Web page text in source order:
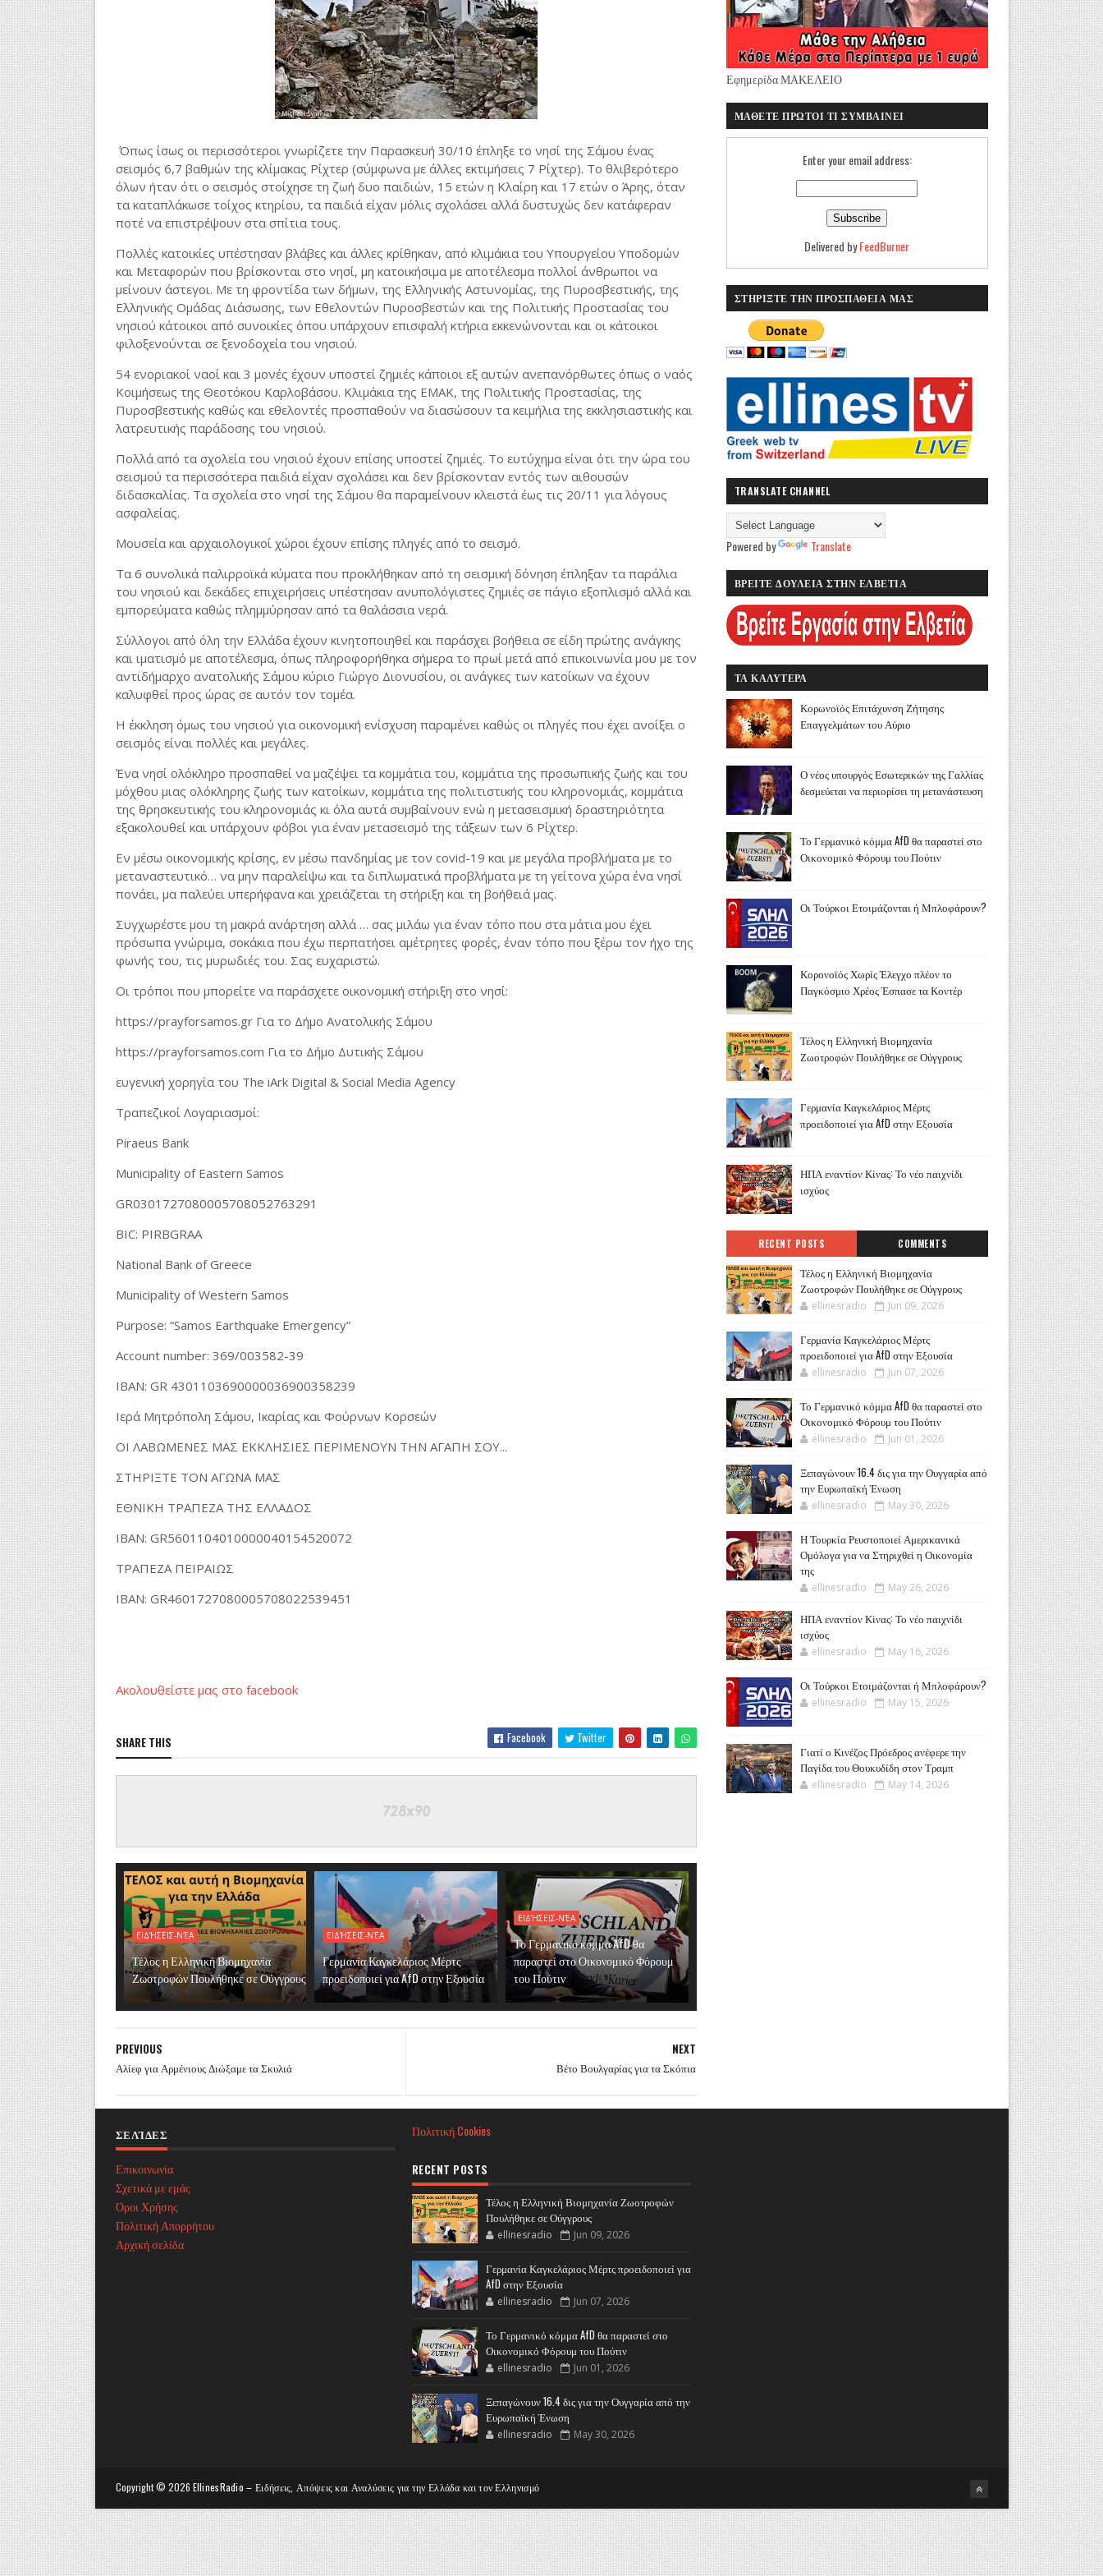
Όπως ίσως οι περισσότεροι γνωρίζετε την Παρασκευή 30/10 έπληξε το νησί της Σάμου ένας
σεισμός 6,7 βαθμών της κλίμακας Ρίχτερ (σύμφωνα με άλλες εκτιμήσεις 7 Ρίχτερ). Το θλιβερότερο
όλων ήταν ότι ο σεισμός στοίχησε τη ζωή δυο παιδιών, 15 ετών η Κλαίρη και 17 ετών ο Άρης, όταν
τα καταπλάκωσε τοίχος κτηρίου, τα παιδιά είχαν μόλις σχολάσει αλλά δυστυχώς δεν κατάφεραν
ποτέ να επιστρέψουν στα σπίτια τους.
Πολλές κατοικίες υπέστησαν βλάβες και άλλες κρίθηκαν, από κλιμάκια του Υπουργείου Υποδομών
και Μεταφορών που βρίσκονται στο νησί, μη κατοικήσιμα με αποτέλεσμα πολλοί άνθρωποι να
μείνουν άστεγοι. Με τη φροντίδα των δήμων, της Ελληνικής Αστυνομίας, της Πυροσβεστικής, της
Ελληνικής Ομάδας Διάσωσης, των Εθελοντών Πυροσβεστών και της Πολιτικής Προστασίας του
νησιού κάτοικοι από συνοικίες όπου υπάρχουν επισφαλή κτήρια εκκενώνονται και οι κάτοικοι
φιλοξενούνται σε ξενοδοχεία του νησιού.
54 ενοριακοί ναοί και 3 μονές έχουν υποστεί ζημιές κάποιοι εξ αυτών ανεπανόρθωτες όπως ο ναός
Κοιμήσεως της Θεοτόκου Καρλοβάσου. Κλιμάκια της ΕΜΑΚ, της Πολιτικής Προστασίας, της
Πυροσβεστικής καθώς και εθελοντές προσπαθούν να διασώσουν τα κειμήλια της εκκλησιαστικής και
λατρευτικής παράδοσης του νησιού.
Πολλά από τα σχολεία του νησιού έχουν επίσης υποστεί ζημιές. Το ευτύχημα είναι ότι την ώρα του
σεισμού τα περισσότερα παιδιά είχαν σχολάσει και δεν βρίσκονταν εντός των αιθουσών
διδασκαλίας. Τα σχολεία στο νησί της Σάμου θα παραμείνουν κλειστά έως τις 20/11 για λόγους
ασφαλείας.
Μουσεία και αρχαιολογικοί χώροι έχουν επίσης πληγές από το σεισμό.
Τα 6 συνολικά παλιρροϊκά κύματα που προκλήθηκαν από τη σεισμική δόνηση έπληξαν τα παράλια
του νησιού και δεκάδες επιχειρήσεις υπέστησαν ανυπολόγιστες ζημιές σε πάγιο εξοπλισμό αλλά και
εμπορεύματα καθώς πλημμύρησαν από τα θαλάσσια νερά.
Σύλλογοι από όλη την Ελλάδα έχουν κινητοποιηθεί και παράσχει βοήθεια σε είδη πρώτης ανάγκης
και ιματισμό με αποτέλεσμα, όπως πληροφορήθηκα σήμερα το πρωί μετά από επικοινωνία μου με τον
αντιδήμαρχο ανατολικής Σάμου κύριο Γιώργο Διονυσίου, οι ανάγκες των κατοίκων να έχουν
καλυφθεί προς ώρας σε αυτόν τον τομέα.
Η έκκληση όμως του νησιού για οικονομική ενίσχυση παραμένει καθώς οι πληγές που έχει ανοίξει ο
σεισμός είναι πολλές και μεγάλες.
Ένα νησί ολόκληρο προσπαθεί να μαζέψει τα κομμάτια του, κομμάτια της προσωπικής ζωής και του
μόχθου μιας ολόκληρης ζωής των κατοίκων, κομμάτια της πολιτιστικής του κληρονομιάς, κομμάτια
της θρησκευτικής του κληρονομιάς κι όλα αυτά συμβαίνουν ενώ η μετασεισμική δραστηριότητα
εξακολουθεί και υπάρχουν φόβοι για έναν μετασεισμό της τάξεων των 6 Ρίχτερ.
Εν μέσω οικονομικής κρίσης, εν μέσω πανδημίας με τον covid-19 και με μεγάλα προβλήματα με το
μεταναστευτικό… να μην παραλείψω και τα διπλωματικά προβλήματα με τη γείτονα χώρα ένα νησί
πονάει, μα παλεύει υπερήφανα και χρειάζεται τη στήριξη και τη βοήθειά μας.
Συγχωρέστε μου τη μακρά ανάρτηση αλλά … σας μιλάω για έναν τόπο που στα μάτια μου έχει
πρόσωπα γνώριμα, σοκάκια που έχω περπατήσει αμέτρητες φορές, έναν τόπο που ξέρω τον ήχο της
φωνής του, τις μυρωδιές του. Σας ευχαριστώ.
Οι τρόποι που μπορείτε να παράσχετε οικονομική στήριξη στο νησί:
https://prayforsamos.gr Για το Δήμο Ανατολικής Σάμου
https://prayforsamos.com Για το Δήμο Δυτικής Σάμου
ευγενική χορηγία του The iArk Digital & Social Media Agency
Τραπεζικοί Λογαριασμοί:
Piraeus Bank
Municipality of Eastern Samos
GR0301727080005708052763291
BIC: PIRBGRAA
National Bank of Greece
Municipality of Western Samos
Purpose: “Samos Earthquake Emergency”
Account number: 369/003582-39
IBAN: GR 4301103690000036900358239
Ιερά Μητρόπολη Σάμου, Ικαρίας και Φούρνων Κορσεών
ΟΙ ΛΑΒΩΜΕΝΕΣ ΜΑΣ ΕΚΚΛΗΣΙΕΣ ΠΕΡΙΜΕΝΟΥΝ ΤΗΝ ΑΓΑΠΗ ΣΟΥ...
ΣΤΗΡΙΞΤΕ ΤΟΝ ΑΓΩΝΑ ΜΑΣ
ΕΘΝΙΚΗ ΤΡΑΠΕΖΑ ΤΗΣ ΕΛΛΑΔΟΣ
ΙΒΑΝ: GR5601104010000040154520072
ΤΡΑΠΕΖΑ ΠΕΙΡΑΙΩΣ
ΙΒΑΝ: GR4601727080005708022539451
Ακολουθείστε μας στο facebook
SHARE THIS Facebook Twitter
ΕΙΔΉΣΕΙΣ-ΝΈΑ
Τέλος η Ελληνική Βιομηχανία
Ζωοτροφών Πουλήθηκε σε Ούγγρους
ΕΙΔΉΣΕΙΣ-ΝΈΑ
Γερμανία Καγκελάριος Μέρτς
προειδοποιεί για AfD στην Εξουσία
ΕΙΔΉΣΕΙΣ-ΝΈΑ
Το Γερμανικό κόμμα AfD θα
παραστεί στο Οικονομικό Φόρουμ
του Πούτιν
NEXT
Βέτο Βουλγαρίας για τα Σκόπια
PREVIOUS
Αλίεφ για Αρμένιους Διώξαμε τα Σκυλιά
Εφημερίδα ΜΑΚΕΛΕΙΟ
ΜΑΘΕΤΕ ΠΡΩΤΟΙ ΤΙ ΣΥΜΒΑΙΝΕΙ
Enter your email address:
Delivered byFeedBurner
ΣΤΗΡΙΞΤΕ ΤΗΝ ΠΡΟΣΠΑΘΕΙΑ ΜΑΣ
TRANSLATE CHANNEL
Powered by Translate
ΒΡΕΙΤΕ ΔΟΥΛΕΙΑ ΣΤΗΝ ΕΛΒΕΤΙΑ
ΤΑ ΚΑΛΥΤΕΡΑ
Κορωνοϊός Επιτάχυνση Ζήτησης
Επαγγελμάτων του Αύριο
Ο νέος υπουργός Εσωτερικών της Γαλλίας
δεσμεύεται να περιορίσει τη μετανάστευση
Το Γερμανικό κόμμα AfD θα παραστεί στο
Οικονομικό Φόρουμ του Πούτιν
Οι Τούρκοι Ετοιμάζονται ή Μπλοφάρουν?
Κορονοϊός Χωρίς Έλεγχο πλέον το
Παγκόσμιο Χρέος Έσπασε τα Κοντέρ
Τέλος η Ελληνική Βιομηχανία
Ζωοτροφών Πουλήθηκε σε Ούγγρους
Γερμανία Καγκελάριος Μέρτς
προειδοποιεί για AfD στην Εξουσία
ΗΠΑ εναντίον Κίνας: Το νέο παιχνίδι
ισχύος
RECENT POSTS COMMENTS
Τέλος η Ελληνική Βιομηχανία
Ζωοτροφών Πουλήθηκε σε Ούγγρους
ellinesradio Jun 09, 2026
Γερμανία Καγκελάριος Μέρτς
προειδοποιεί για AfD στην Εξουσία
ellinesradio Jun 07, 2026
Το Γερμανικό κόμμα AfD θα παραστεί στο
Οικονομικό Φόρουμ του Πούτιν
ellinesradio Jun 01, 2026
Ξεπαγώνουν 16.4 δις για την Ουγγαρία από
την Ευρωπαϊκή Ένωση
ellinesradio May 30, 2026
Η Τουρκία Ρευστοποιεί Αμερικανικά
Ομόλογα για να Στηριχθεί η Οικονομία
της
ellinesradio May 26, 2026
ΗΠΑ εναντίον Κίνας: Το νέο παιχνίδι
ισχύος
ellinesradio May 16, 2026
Οι Τούρκοι Ετοιμάζονται ή Μπλοφάρουν?
ellinesradio May 15, 2026
Γιατί ο Κινέζος Πρόεδρος ανέφερε την
Παγίδα του Θουκυδίδη στον Τραμπ
ellinesradio May 14, 2026
ΣΕΛΊΔΕΣ
Επικοινωνία
Σχετικά με εμάς
Όροι Χρήσης
Πολιτική Απορρήτου
Αρχική σελίδα
Πολιτική Cookies
RECENT POSTS
Τέλος η Ελληνική Βιομηχανία Ζωοτροφών
Πουλήθηκε σε Ούγγρους
ellinesradio Jun 09, 2026
Γερμανία Καγκελάριος Μέρτς προειδοποιεί για
AfD στην Εξουσία
ellinesradio Jun 07, 2026
Το Γερμανικό κόμμα AfD θα παραστεί στο
Οικονομικό Φόρουμ του Πούτιν
ellinesradio Jun 01, 2026
Ξεπαγώνουν 16.4 δις για την Ουγγαρία από την
Ευρωπαϊκή Ένωση
ellinesradio May 30, 2026
Copyright © 2026 EllinesRadio – Ειδήσεις, Απόψεις και Αναλύσεις για την Ελλάδα και τον Ελληνισμό